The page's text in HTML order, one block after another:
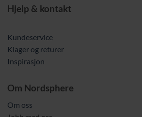
Hjelp & kontakt
Kundeservice
Klager og returer
Inspirasjon
Om Nordsphere
Om oss